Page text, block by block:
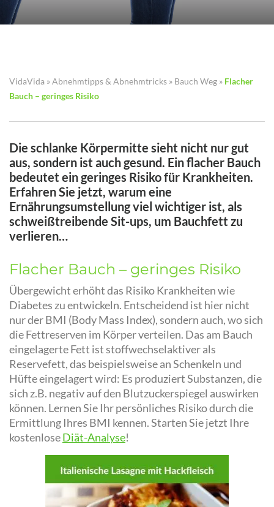
VidaVida »Abnehmtipps & Abnehmtricks » Bauch Weg » Flacher
Bauch – geringes Risiko
Die schlanke Körpermitte sieht nicht nur gut
aus, sondern ist auch gesund. Ein flacher Bauch
bedeutet ein geringes Risiko für Krankheiten.
Erfahren Sie jetzt, warum eine
Ernährungsumstellung viel wichtiger ist, als
schweißtreibende Sit-ups, um Bauchfett zu
verlieren…
Flacher Bauch – geringes Risiko
Übergewicht erhöht das Risiko Krankheiten wie
Diabetes zu entwickeln. Entscheidend ist hier nicht
nur der BMI (Body Mass Index), sondern auch, wo sich
die Fettreserven im Körper verteilen. Das am Bauch
eingelagerte Fett ist stoffwechselaktiver als
Reservefett, das beispielsweise an Schenkeln und
Hüfte eingelagert wird: Es produziert Substanzen, die
sich z.B. negativ auf den Blutzuckerspiegel auswirken
können. Lernen Sie Ihr persönliches Risiko durch die
Ermittlung Ihres BMI kennen. Starten Sie jetzt Ihre
kostenloseDiät-Analyse!